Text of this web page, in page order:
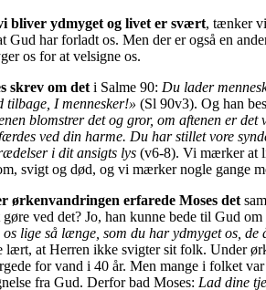
bliver ydmyget og livet er svært, tænker
Gud har forladt os. Men der er også en
os for at velsigne os.
skrev om det i Salme 90: Du lader
tilbage, I mennesker!» (Sl 90v3). Og han
blomstrer det og gror, om aftenen er det
ved din harme. Du har stillet vore
i dit ansigts lys (v6-8). Vi mærker at
svigt og død, og vi mærker nogle gange
ørkenvandringen erfarede Moses det
gøre ved det? Jo, han kunne bede til Gud
lige så længe, som du har ydmyget os, de
lært, at Herren ikke svigter sit folk. Under
for vand i 40 år. Men mange i folket
fra Gud. Derfor bad Moses: Lad dine